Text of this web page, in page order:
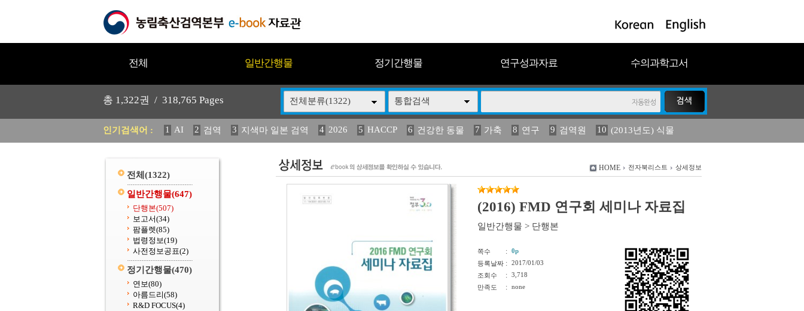
전체 일반간행물 정기간행물 연구성과자료 수의과학고서
총 1,322권 / 318,765 Pages 전체분류(1322) 통합검색
인기검색어 : 1 AI 2 검역 3 지색마 일본 검역 4 2026 5 HACCP 6 건강한 동물 7 가축 8 연구 9 검역원 10 (2013년도) 식물
11 2025 12 중독성 식물 도감 13 媛 異 14 (2013년도) 식 15 구제역 16 관리 17 연보 18 2023 19 농림수산
전체 (1322)
일반간행물(647)
단행본(507)
보고서(34)
팜플렛(85)
법령정보(19)
사전정보공표(2)
정기간행물(470)
연보(80)
아름드리(58)
R&D FOCUS(4)
HOME 전자북리스트 상세정보
(2016) FMD 연구회 세미나 자료집
일반간행물 > 단행본
쪽수 :
0p
등록날짜 :
2017/01/03
조회수
:
3,718
만족도
: none